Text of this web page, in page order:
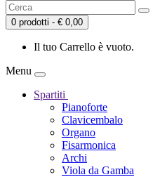
0 prodotti - € 0,00
Il tuo Carrello è vuoto.
Menu
Spartiti
Pianoforte
Clavicembalo
Organo
Fisarmonica
Archi
Viola da Gamba